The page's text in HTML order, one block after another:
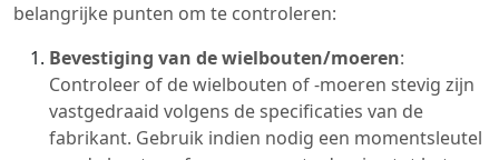
belangrijke punten om te controleren:
Bevestiging van de wielbouten/moeren:
Controleer of de wielbouten of -moeren stevig zijn
vastgedraaid volgens de specificaties van de
fabrikant. Gebruik indien nodig een momentsleutel